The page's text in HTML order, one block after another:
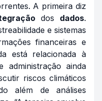
A primeira diz
dos dados.
e sistemas
financeiras e
está relacionada à
administração ainda
riscos climáticos
além de análises